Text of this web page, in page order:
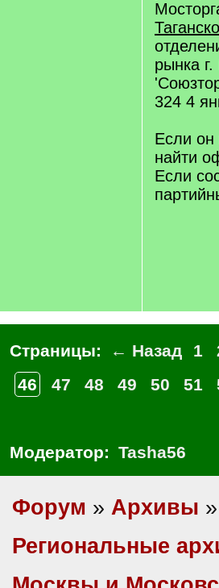
рынка
324 4
Если
найти
Если
Страницы: ← Назад 1
46
47 48 49 50 51
Модератор: Tasha56
Форум » Архивы »
Региональные